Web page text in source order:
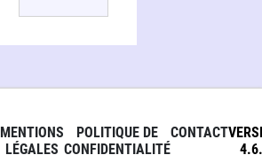
MENTIONS
LÉGALES
POLITIQUE DE
CONFIDENTIALITÉ
CONTACT